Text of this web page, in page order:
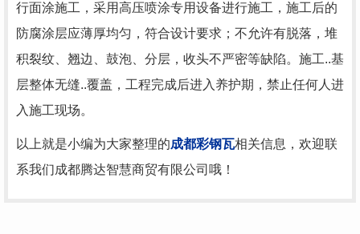
行面涂施工，采用高压喷涂专用设备进行施工，施工后的
防腐涂层应薄厚均匀，符合设计要求；不允许有脱落，堆
积裂纹、翘边、鼓泡、分层，收头不严密等缺陷。施工..基
层整体无缝..覆盖，工程完成后进入养护期，禁止任何人进
入施工现场。
以上就是小编为大家整理的成都彩钢瓦相关信息，欢迎联
系我们成都腾达智慧商贸有限公司哦！